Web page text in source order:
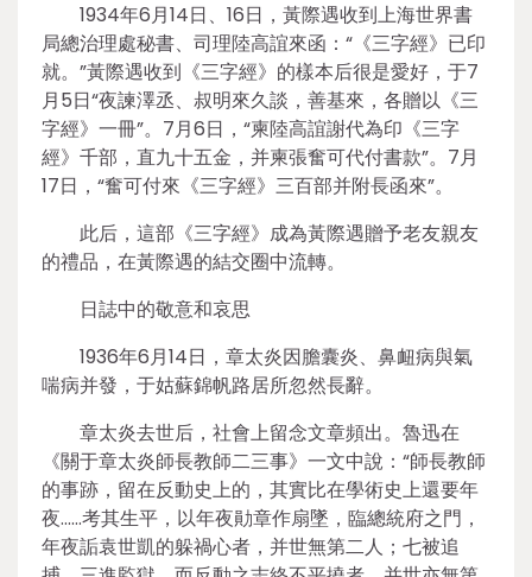
1934年6月14日、16日，黃際遇收到上海世界書
局總治理處秘書、司理陸高誼來函：“《三字經》已印
就。”黃際遇收到《三字經》的樣本后很是愛好，于7
月5日“夜諫澤丞、叔明來久談，善基來，各贈以《三
字經》一冊”。7月6日，“柬陸高誼謝代為印《三字
經》千部，直九十五金，并柬張奮可代付書款”。7月
17日，“奮可付來《三字經》三百部并附長函來”。
此后，這部《三字經》成為黃際遇贈予老友親友
的禮品，在黃際遇的結交圈中流轉。
日誌中的敬意和哀思
1936年6月14日，章太炎因膽囊炎、鼻衄病與氣
喘病并發，于姑蘇錦帆路居所忽然長辭。
章太炎去世后，社會上留念文章頻出。魯迅在
《關于章太炎師長教師二三事》一文中說：“師長教師
的事跡，留在反動史上的，其實比在學術史上還要年
夜……考其生平，以年夜勛章作扇墜，臨總統府之門，
年夜詬袁世凱的躲禍心者，并世無第二人；七被追